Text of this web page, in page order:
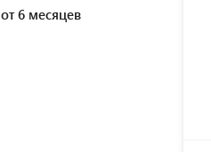
от 6 месяцев